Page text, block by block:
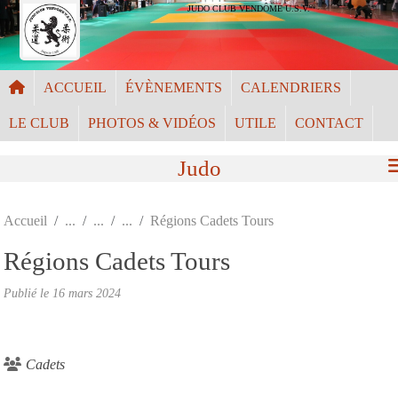
JUDO CLUB VENDÔME U.S.V.
ACCUEIL ÉVÈNEMENTS CALENDRIERS
LE CLUB PHOTOS & VIDÉOS UTILE CONTACT
Judo
Accueil Régions Cadets Tours
Régions Cadets Tours
Publié le 16 mars 2024
Cadets
Panneau de gestion des cookies